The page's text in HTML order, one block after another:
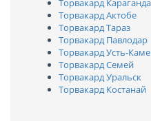
Торвакард Караганда
Торвакард Актобе
Торвакард Тараз
Торвакард Павлодар
Торвакард Усть-
Торвакард Семей
Торвакард Уральск
Торвакард Костанай